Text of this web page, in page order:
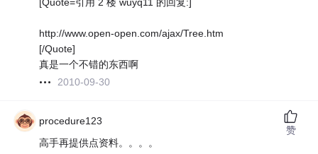
[Quote=引用 2 楼 wuyq11 的回复:]
http://www.open-open.com/ajax/Tree.htm
[/Quote]
真是一个不错的东西啊
2010-09-30
procedure123
高手再提供点资料。。。。
赞